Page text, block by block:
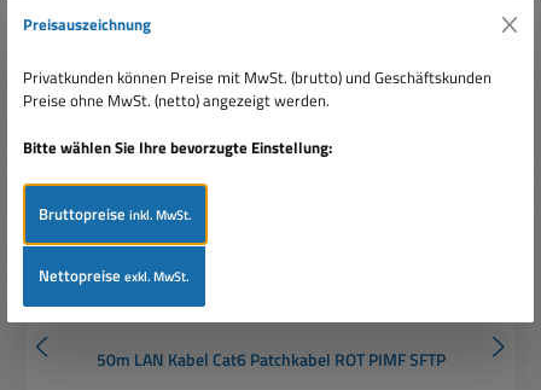
50m LAN Kabel Cat6 Patchkabel ROT PIMF SFTP
Preisauszeichnung
Privatkunden können Preise mit MwSt. (brutto) und Geschäftskunden
Preise ohne MwSt. (netto) angezeigt werden.
Bitte wählen Sie Ihre bevorzugte Einstellung:
Bruttopreiseinkl. MwSt.
Nettopreiseexkl. MwSt.